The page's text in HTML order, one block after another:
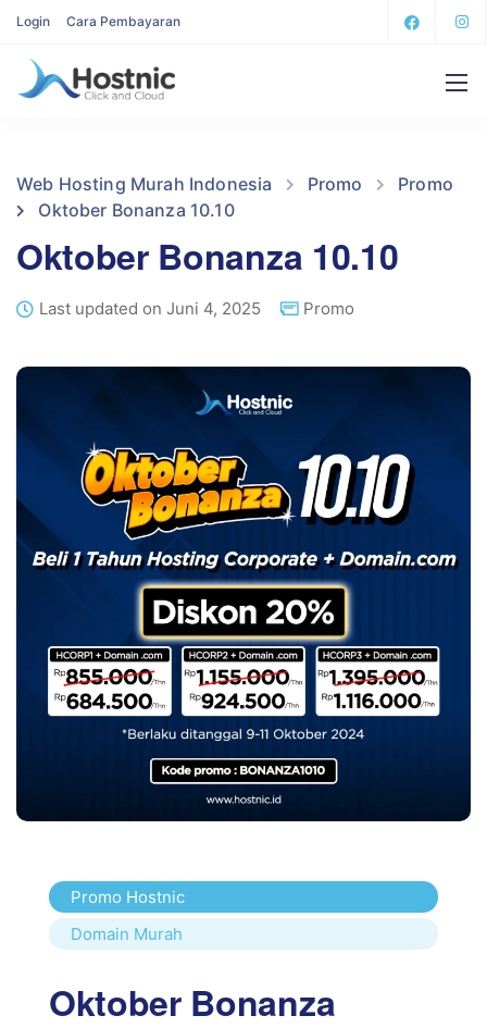
Login Cara Pembayaran
Web Hosting Murah Indonesia Promo
Promo
Oktober Bonanza 10.10
Oktober Bonanza 10.10
Last updated on Juni 4, 2025 Promo
Promo Hostnic
Domain Murah
Oktober Bonanza